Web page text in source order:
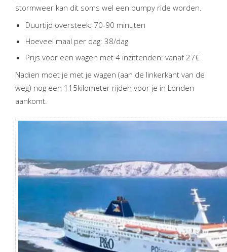
stormweer kan dit soms wel een bumpy ride worden.
Duurtijd oversteek: 70-90 minuten
Hoeveel maal per dag: 38/dag
Prijs voor een wagen met 4 inzittenden: vanaf 27€
Nadien moet je met je wagen (aan de linkerkant van de
weg) nog een 115kilometer rijden voor je in Londen
aankomt.